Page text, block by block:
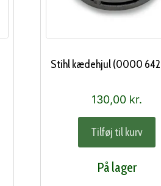
Stihl kædehjul (0000 642
130,00 kr.
Tilføj til kurv
På lager